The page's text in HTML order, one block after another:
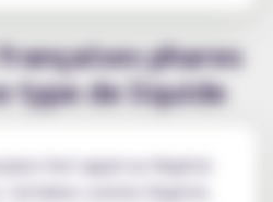
phares
type de liquide
font appel au Végétol